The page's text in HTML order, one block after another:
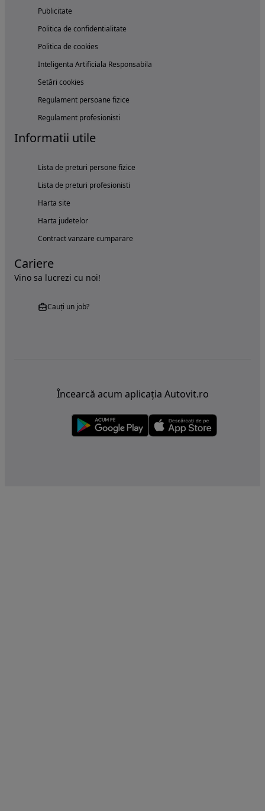
Publicitate
Politica de confidentialitate
Politica de cookies
Inteligenta Artificiala Responsabila
Setări cookies
Regulament persoane fizice
Regulament profesionisti
Informatii utile
Lista de preturi persone fizice
Lista de preturi profesionisti
Harta site
Harta judetelor
Contract vanzare cumparare
Cariere
Vino sa lucrezi cu noi!
Cauți un job?
Încearcă acum aplicația Autovit.ro